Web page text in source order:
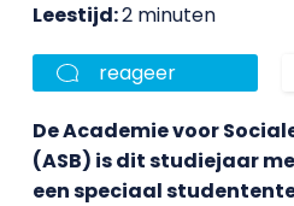
Leestijd:2 minuten
reageer
De Academie voor
(ASB) is dit studiejaar
een speciaal